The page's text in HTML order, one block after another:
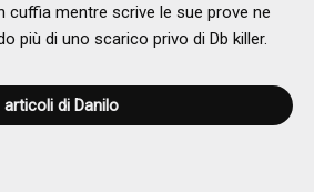
cuffia mentre scrive le sue prove ne
più di uno scarico privo di Db killer.
articoli di Danilo